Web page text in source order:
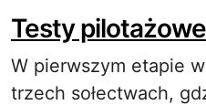
Testy pilotażowe
W pierwszym etapie
trzech sołectwach,